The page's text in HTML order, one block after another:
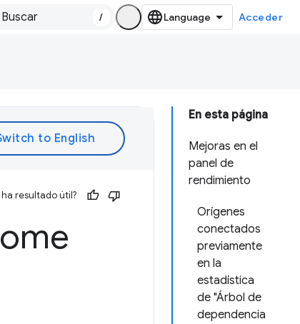
/ Acceder
En esta página
Mejoras en el
panel de
rendimiento
Orígenes
conectados
previamente
en la
estadística
de "Árbol de
dependencia
ha resultado útil?